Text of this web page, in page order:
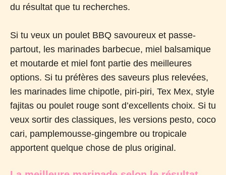
du résultat que tu recherches.
Si tu veux un poulet BBQ savoureux et passe-
partout, les marinades barbecue, miel balsamique
et moutarde et miel font partie des meilleures
options. Si tu préfères des saveurs plus relevées,
les marinades lime chipotle, piri-piri, Tex Mex, style
fajitas ou poulet rouge sont d’excellents choix. Si tu
veux sortir des classiques, les versions pesto, coco
cari, pamplemousse-gingembre ou tropicale
apportent quelque chose de plus original.